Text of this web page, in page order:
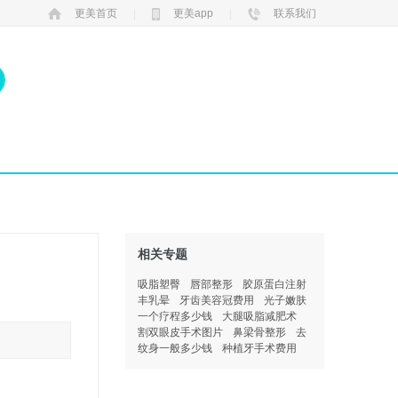
更美首页 更美app 联系我们
相关专题
吸脂塑臀 唇部整形
胶原蛋白注射
丰乳晕
牙齿美容冠费用
光子嫩肤
一个疗程多少钱
大腿吸脂减肥术
割双眼皮手术图片
鼻梁骨整形
去
纹身一般多少钱
种植牙手术费用